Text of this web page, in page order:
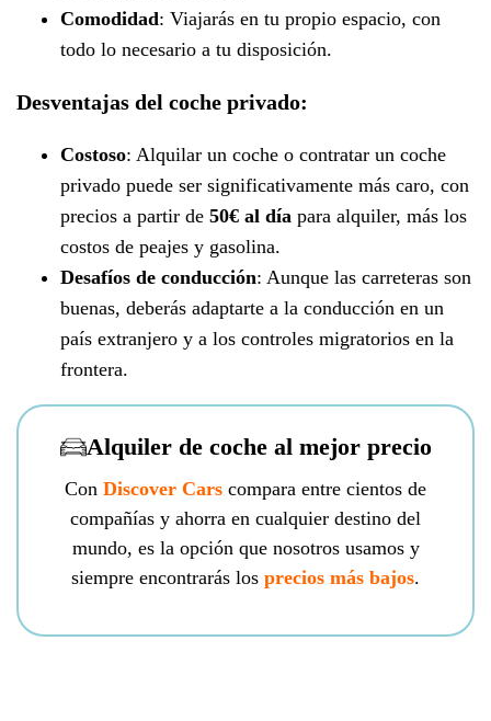
Comodidad: Viajarás en tu propio espacio, con
todo lo necesario a tu disposición.
Desventajas del coche privado:
Costoso: Alquilar un coche o contratar un coche
privado puede ser significativamente más caro, con
precios a partir de 50€ al día para alquiler, más los
costos de peajes y gasolina.
Desafíos de conducción: Aunque las carreteras son
buenas, deberás adaptarte a la conducción en un
país extranjero y a los controles migratorios en la
frontera.
Alquiler de coche al mejor precio
Con Discover Cars compara entre cientos de
compañías y ahorra en cualquier destino del
mundo, es la opción que nosotros usamos y
siempre encontrarás los precios más bajos.